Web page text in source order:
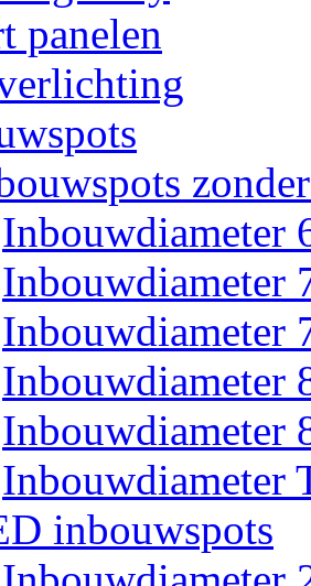
panelen
Inbouwdiameter
Inbouwdiameter
Inbouwdiameter
Inbouwdiameter
Inbouwdiameter
Inbouwdiameter
inbouwspots